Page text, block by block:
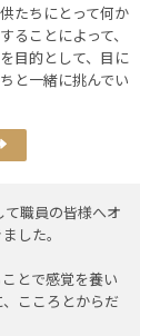
たちにとって何か
ることによって、
⽬的として、⽬に
と⼀緒に挑んでい
職員の皆様へオ
した。
とで感覚を養い
こころとからだ